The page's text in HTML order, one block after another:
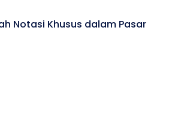
Notasi Khusus dalam Pasar